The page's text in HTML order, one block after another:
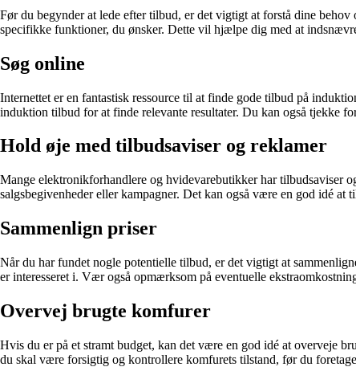
Før du begynder at lede efter tilbud, er det vigtigt at forstå dine
specifikke funktioner, du ønsker. Dette vil hjælpe dig med at
Søg online
Internettet er en fantastisk ressource til at finde gode tilbud på
induktion tilbud for at finde relevante resultater. Du kan også tjekke
Hold øje med tilbudsaviser og reklamer
Mange elektronikforhandlere og hvidevarebutikker har tilbudsaviser
salgsbegivenheder eller kampagner. Det kan også være en god idé
Sammenlign priser
Når du har fundet nogle potentielle tilbud, er det vigtigt at
er interesseret i. Vær også opmærksom på eventuelle
Overvej brugte komfurer
Hvis du er på et stramt budget, kan det være en god idé at overveje
du skal være forsigtig og kontrollere komfurets tilstand, før du